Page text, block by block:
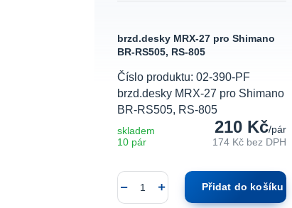
brzd.desky MRX-27 pro Shimano
BR-RS505, RS-805
Číslo produktu: 02-390-PF
brzd.desky MRX-27 pro Shimano
BR-RS505, RS-805
210 Kč/pár
174 Kč bez DPH
skladem
10 pár
Přidat do košíku